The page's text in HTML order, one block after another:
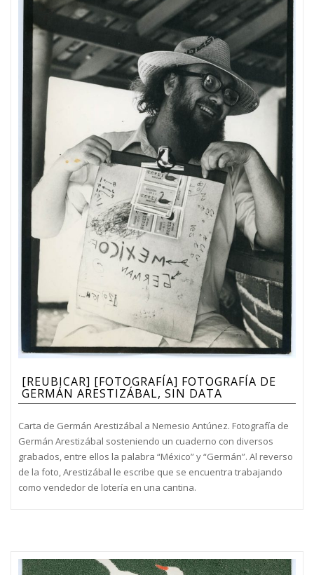
[REUBICAR] [FOTOGRAFÍA] FOTOGRAFÍA DE
GERMÁN ARESTIZÁBAL, SIN DATA
Carta de Germán Arestizábal a Nemesio Antúnez. Fotografía de
Germán Arestizábal sosteniendo un cuaderno con diversos
grabados, entre ellos la palabra “México” y “Germán”. Al reverso
de la foto, Arestizábal le escribe que se encuentra trabajando
como vendedor de lotería en una cantina.